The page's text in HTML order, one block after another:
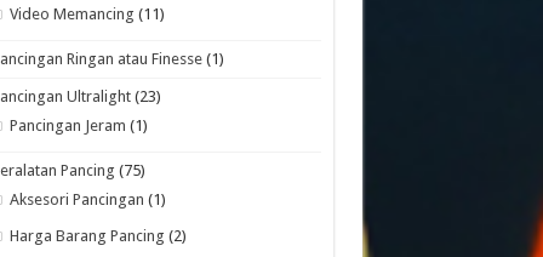
Video Memancing (11)
Ringan atau Finesse (1)
Ultralight (23)
Pancingan Jeram (1)
Pancing (75)
Aksesori Pancingan (1)
Harga Barang Pancing (2)